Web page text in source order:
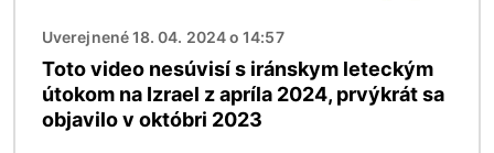
Uverejnené 18. 04. 2024 o 14:57
Toto video nesúvisí s iránskym leteckým
útokom na Izrael z apríla 2024, prvýkrát sa
objavilo v októbri 2023